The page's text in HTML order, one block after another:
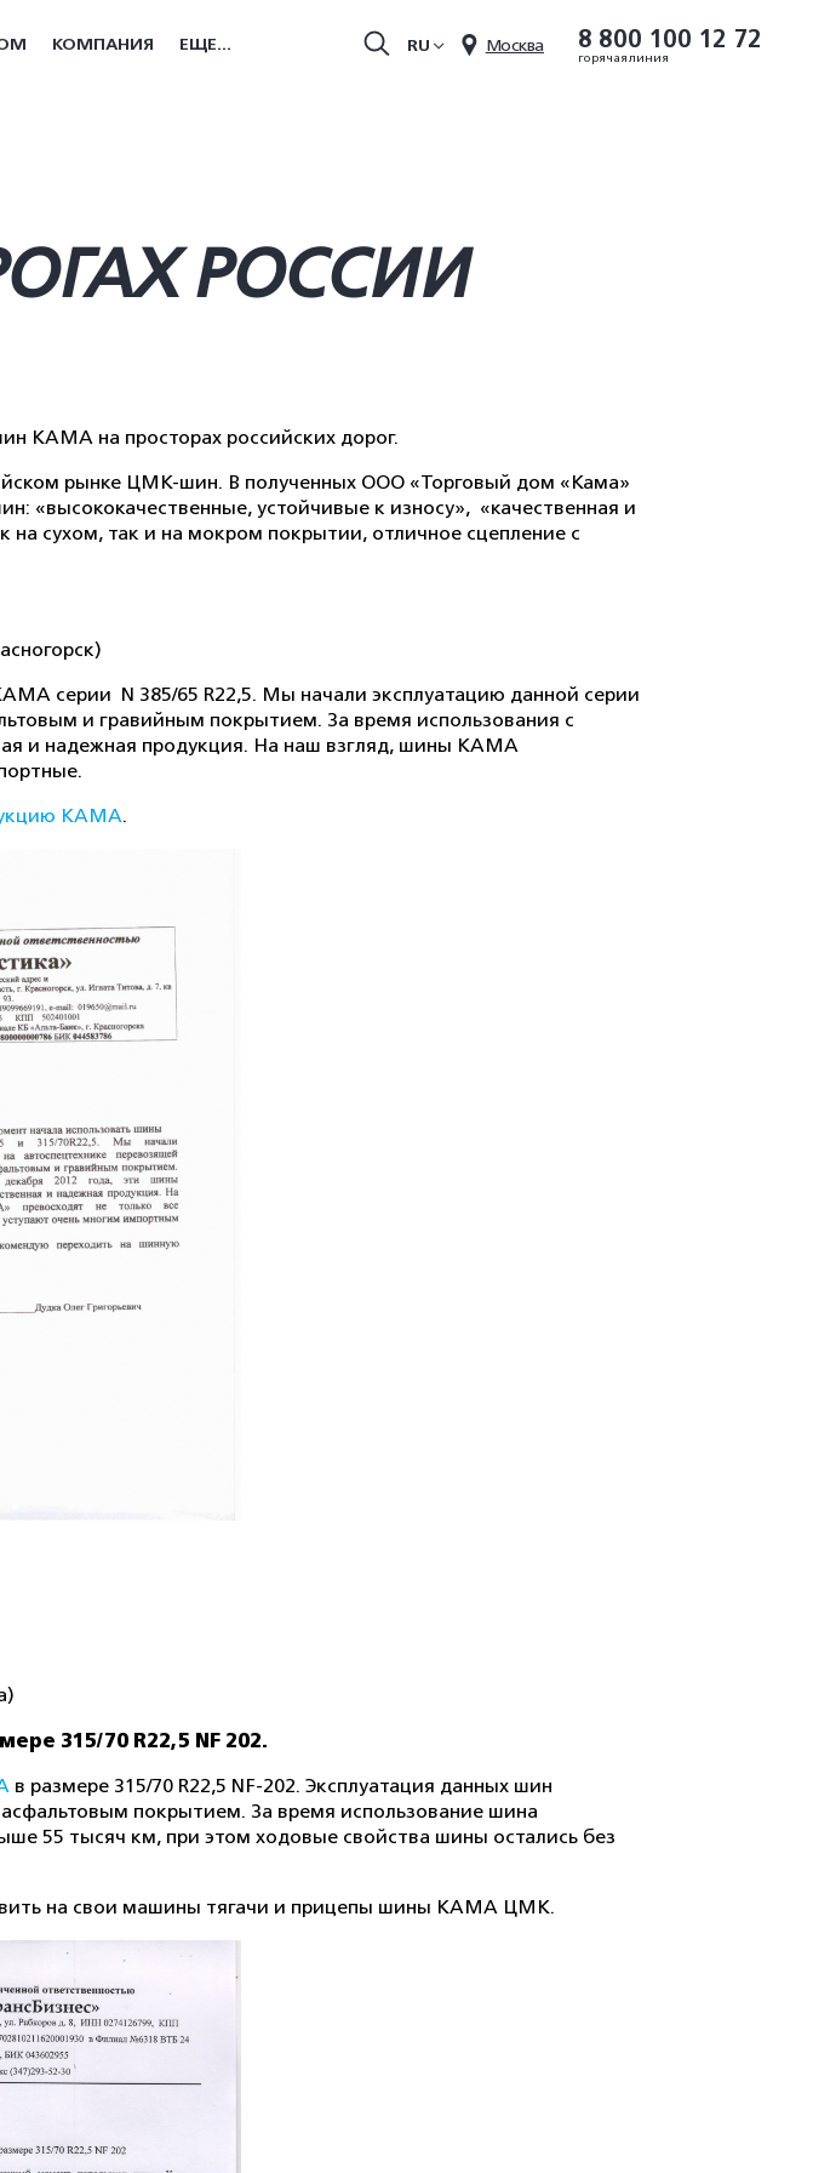
8 800 100 12 72
горячая линия
Москва
RU
КОМПАНИЯ ЕЩЕ...
РОССИИ
КАМА на просторах российских дорог.
рынке ЦМК-шин. В полученных ООО «Торговый дом «Кама»
«высококачественные, устойчивые к износу», «качественная и
на сухом, так и на мокром покрытии, отличное сцепление с
серии N 385/65 R22,5. Мы начали эксплуатацию данной серии
и гравийным покрытием. За время использования с
и надежная продукция. На наш взгляд, шины КАМА
КАМА.
315/70 R22,5 NF 202.
в размере 315/70 R22,5 NF-202. Эксплуатация данных шин
покрытием. За время использование шина
55 тысяч км, при этом ходовые свойства шины остались без
на свои машины тягачи и прицепы шины КАМА ЦМК.